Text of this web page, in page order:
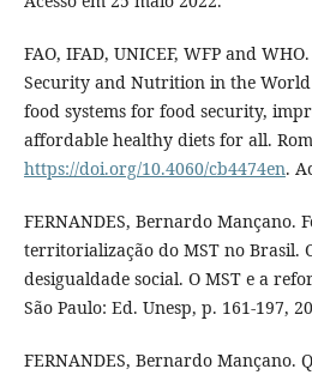
FAO, IFAD, UNICEF, WFP and
Security and Nutrition in the
food systems for food security,
affordable healthy diets for all.
https://doi.org/10.4060/cb4474en.
FERNANDES, Bernardo Mançano.
territorialização do MST no Brasil.
desigualdade social. O MST e a
São Paulo: Ed. Unesp, p. 161-197,
FERNANDES, Bernardo Mançano.